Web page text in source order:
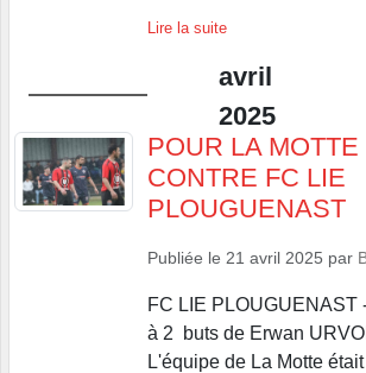
Lire la suite
avril
2025
POUR LA
CONTRE FC LIE
PLOUGUENAST
Publiée le 21 avril 2025 par
FC LIE PLOUGUENAST
à 2 buts de Erwan
L'équipe de La Motte